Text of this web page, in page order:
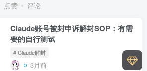
点赞 评论
Claude账号被封申诉解封SOP：有需
要的自行测试
# Claude解封
3月前 0